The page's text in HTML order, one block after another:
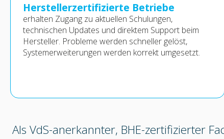
Herstellerzertifizierte Betriebe
erhalten Zugang zu aktuellen Schulungen,
technischen Updates und direktem Support beim
Hersteller. Probleme werden schneller gelöst,
Systemerweiterungen werden korrekt umgesetzt.
Als VdS-anerkannter, BHE-zertifizierter